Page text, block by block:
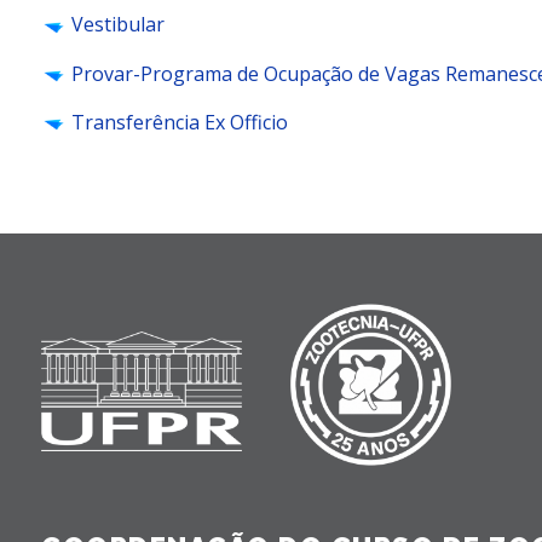
Vestibular
Provar-Programa de Ocupação de Vagas
Transferência ExOfficio